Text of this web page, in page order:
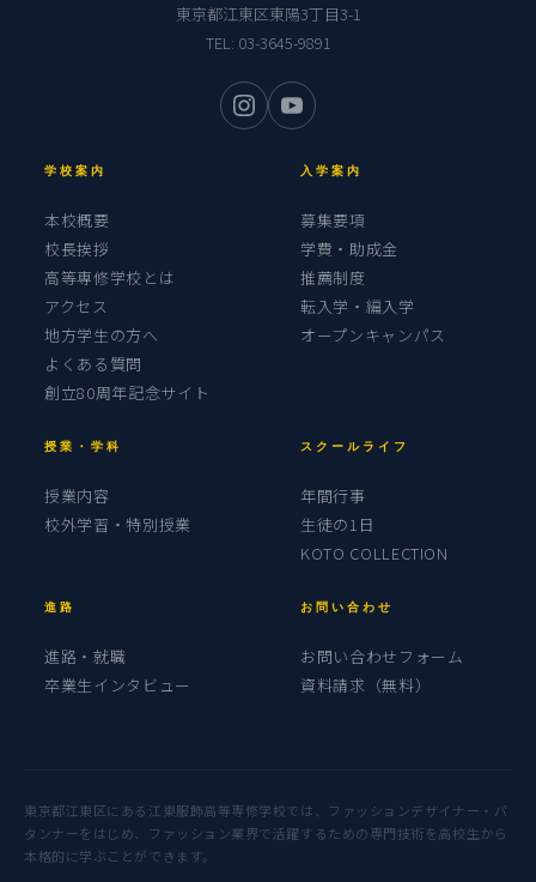
東京都江東区東陽3丁目3-1
TEL: 03-3645-9891
学校案内
本校概要
校長挨拶
高等専修学校とは
アクセス
地方学生の方へ
よくある質問
創立80周年記念サイト
入学案内
募集要項
学費・助成金
推薦制度
転入学・編入学
オープンキャンパス
授業・学科
授業内容
校外学習・特別授業
スクールライフ
年間行事
生徒の1日
KOTO COLLECTION
進路
進路・就職
卒業生インタビュー
お問い合わせ
お問い合わせフォーム
資料請求（無料）
東京都江東区にある江東服飾高等専修学校では、ファッションデザイナー・パ
タンナーをはじめ、ファッション業界で活躍するための専門技術を高校生から
本格的に学ぶことができます。